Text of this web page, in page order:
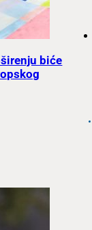
biće